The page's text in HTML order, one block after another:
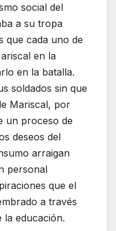
social del
a su tropa
que cada uno de
en la
en la batalla.
soldados sin que
Mariscal, por
un proceso de
deseos del
arraigan
personal
que el
a través
la educación.